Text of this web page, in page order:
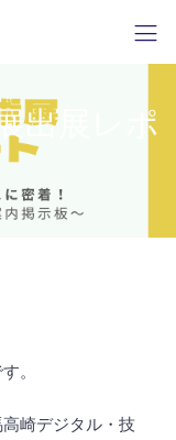
出展レポ
。
崎デジタル・技